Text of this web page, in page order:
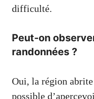
difficulté.
Peut-on
randonnées ?
Oui, la région
possible